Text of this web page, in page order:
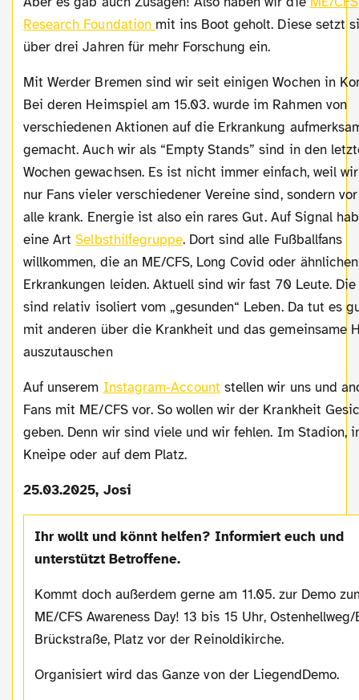
Research Foundation mit ins Boot geholt. Diese setzt
über drei Jahren für mehr Forschung ein.
Mit Werder Bremen sind wir seit einigen Wochen in Kontakt.
Bei deren Heimspiel am 15.03. wurde im Rahmen von
verschiedenen Aktionen auf die Erkrankung
gemacht. Auch wir als “Empty Stands” sind in den
Wochen gewachsen. Es ist nicht immer einfach, weil
nur Fans vieler verschiedener Vereine sind, sondern
alle krank. Energie ist also ein rares Gut. Auf Signal
eine ArtSelbsthilfegruppe. Dort sind alle Fußballfans
willkommen, die an ME/CFS, Long Covid oder ähnlichen
Erkrankungen leiden. Aktuell sind wir fast 70 Leute.
sind relativ isoliert vom „gesunden“ Leben. Da tut es
mit anderen über die Krankheit und das gemeinsame
auszutauschen
Auf unserem Instagram-Account stellen wir uns und
Fans mit ME/CFS vor. So wollen wir der Krankheit
geben. Denn wir sind viele und wir fehlen. Im Stadion,
Kneipe oder auf dem Platz.
25.03.2025, Josi
Ihr wollt und könnt helfen? Informiert euch und
unterstützt Betroffene.
Kommt doch außerdem gerne am 11.05. zur Demo zum
ME/CFS Awareness Day! 13 bis 15 Uhr, Ostenhellweg/
Brückstraße, Platz vor der Reinoldikirche.
Organisiert wird das Ganze von der LiegendDemo.